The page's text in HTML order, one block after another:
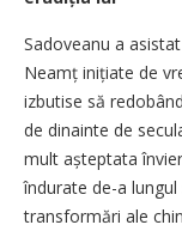
Sadoveanu a
Neamț inițiate de
izbutise să
de dinainte de
mult așteptata
îndurate de-a
transformări ale